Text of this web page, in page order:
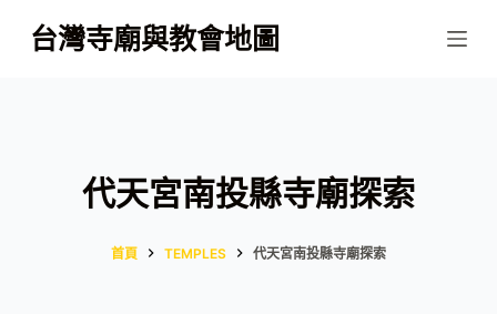
跳
至
台灣寺廟與教會地圖
代天宮南投縣寺廟探索
首頁 TEMPLES 代天宮南投縣寺廟探索